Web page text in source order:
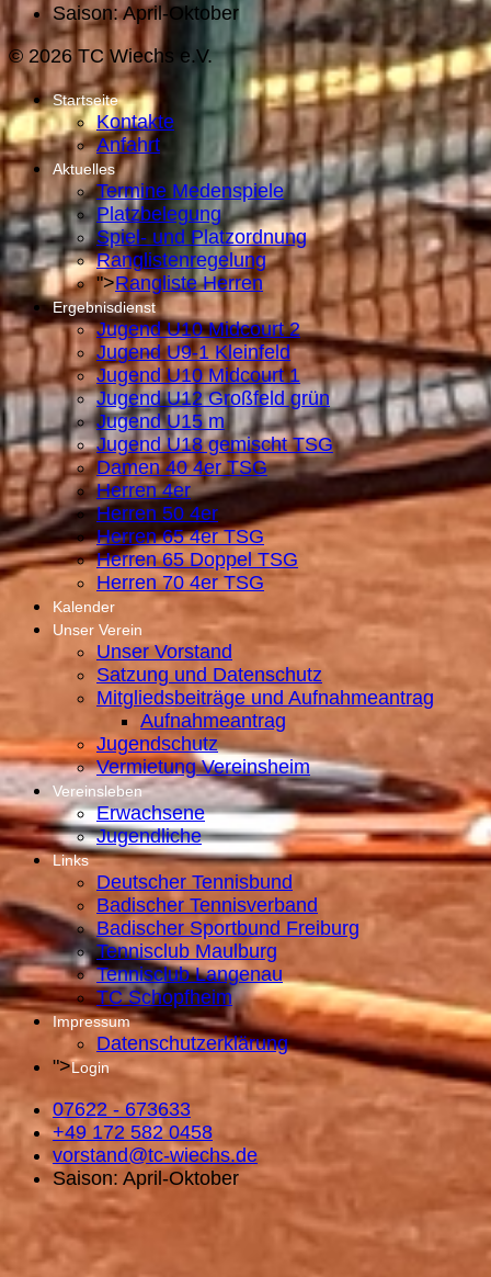
Saison: April-Oktober
© 2026 TC Wiechs e.V.
Startseite
Kontakte
Anfahrt
Aktuelles
Termine Medenspiele
Platzbelegung
Spiel- und Platzordnung
Ranglistenregelung
">Rangliste Herren
Ergebnisdienst
Jugend U10 Midcourt 2
Jugend U9-1 Kleinfeld
Jugend U10 Midcourt 1
Jugend U12 Großfeld grün
Jugend U15 m
Jugend U18 gemischt TSG
Damen 40 4er TSG
Herren 4er
Herren 50 4er
Herren 65 4er TSG
Herren 65 Doppel TSG
Herren 70 4er TSG
Kalender
Unser Verein
Unser Vorstand
Satzung und Datenschutz
Mitgliedsbeiträge und Aufnahmeantrag
Aufnahmeantrag
Jugendschutz
Vermietung Vereinsheim
Vereinsleben
Erwachsene
Jugendliche
Links
Deutscher Tennisbund
Badischer Tennisverband
Badischer Sportbund Freiburg
Tennisclub Maulburg
Tennisclub Langenau
TC Schopfheim
Impressum
Datenschutzerklärung
">Login
07622 - 673633
+49 172 582 0458
vorstand@tc-wiechs.de
Saison: April-Oktober